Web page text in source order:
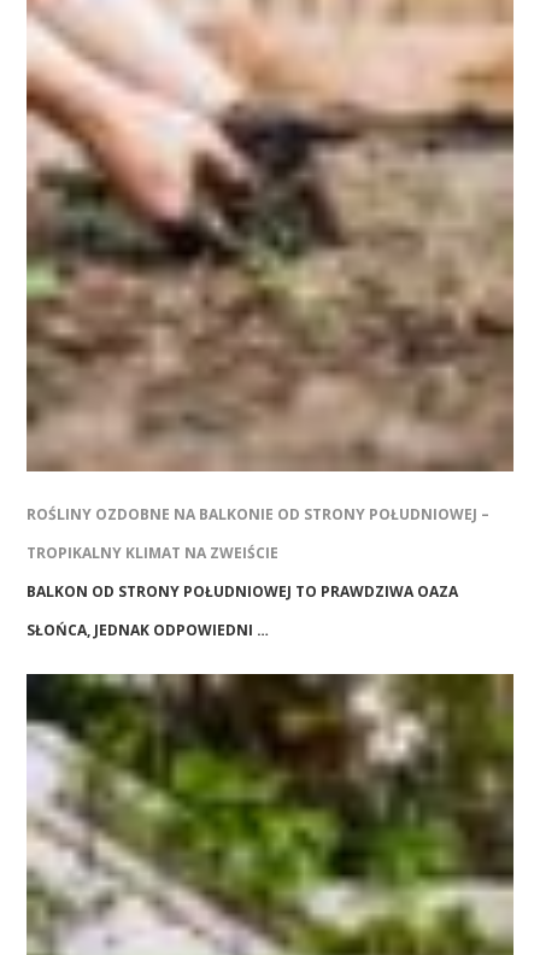
ROŚLINY OZDOBNE NA BALKONIE OD STRONY POŁUDNIOWEJ –
TROPIKALNY KLIMAT NA ZWEIŚCIE
BALKON OD STRONY POŁUDNIOWEJ TO PRAWDZIWA OAZA
SŁOŃCA, JEDNAK ODPOWIEDNI …